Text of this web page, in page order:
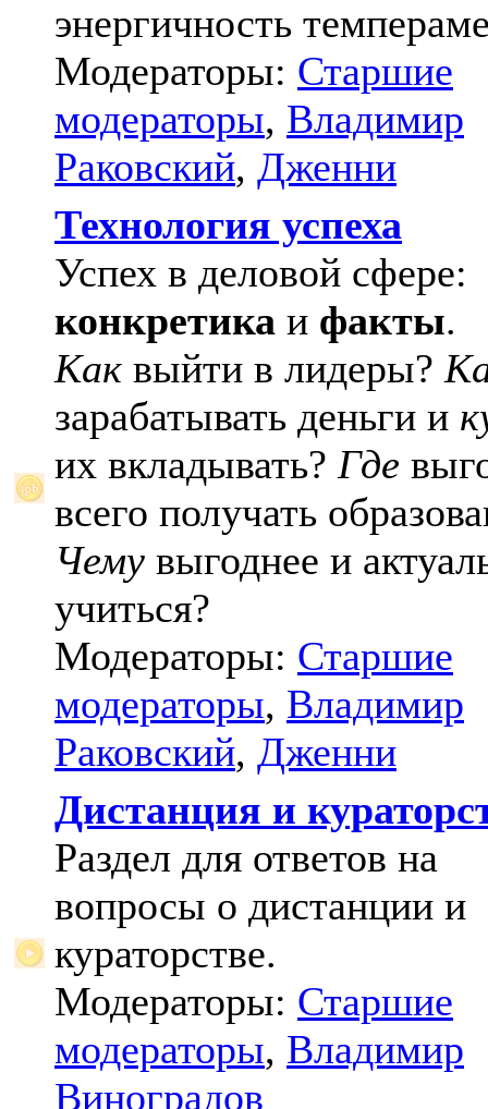
энергичность
Модераторы: Старшие
модераторы, Владимир
Раковский, Дженни
Технология успеха
Успех в деловой сфере:
конкретика и факты.
Как выйти в лидеры?
зарабатывать деньги и
их вкладывать? Где
всего получать
Чему выгоднее и
учиться?
Модераторы: Старшие
модераторы, Владимир
Раковский, Дженни
Дистанция и
Раздел для ответов на
вопросы о дистанции и
кураторстве.
Модераторы: Старшие
модераторы, Владимир
Виноградов